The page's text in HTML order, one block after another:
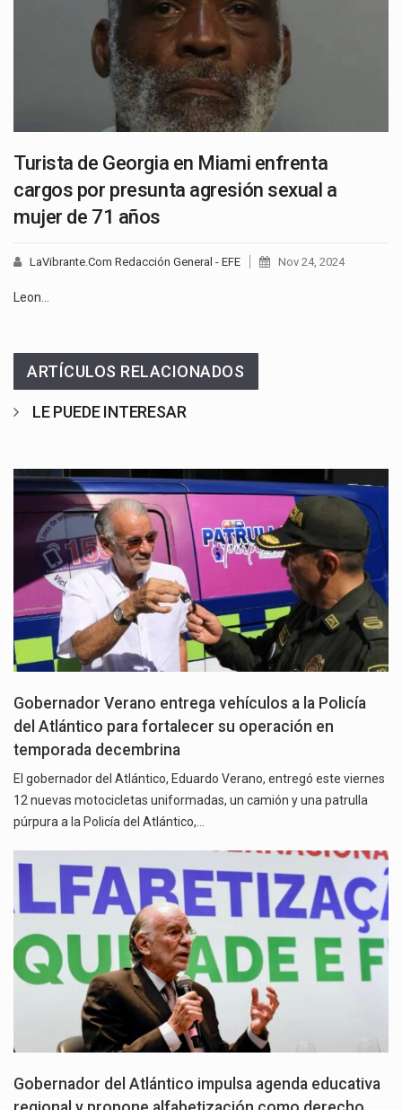
Turista de Georgia en Miami enfrenta
cargos por presunta agresión sexual a
mujer de 71 años
LaVibrante.Com Redacción General - EFE Nov 24, 2024
Leon…
ARTÍCULOS RELACIONADOS
LE PUEDE INTERESAR
Gobernador Verano entrega vehículos a la Policía
del Atlántico para fortalecer su operación en
temporada decembrina
El gobernador del Atlántico, Eduardo Verano, entregó este viernes
12 nuevas motocicletas uniformadas, un camión y una patrulla
púrpura a la Policía del Atlántico,…
Gobernador del Atlántico impulsa agenda educativa